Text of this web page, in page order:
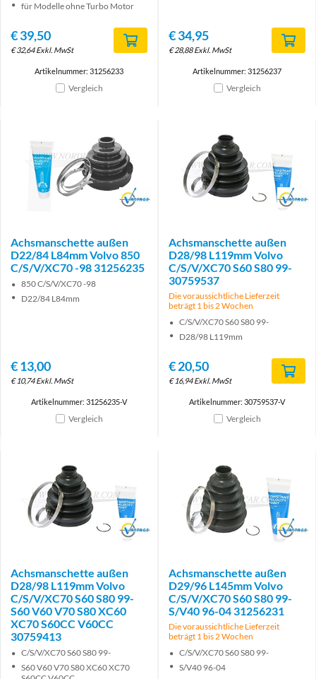
für Modelle ohne Turbo Motor
€39,50
€32,64 Exkl. MwSt
Artikelnummer: 31256233
Vergleich
€34,95
€28,88 Exkl. MwSt
Artikelnummer: 31256237
Vergleich
Brand
Achsmanschette außen
D22/84 L84mm Volvo 850
C/S/V/XC70 -98 31256235
850 C/S/V/XC70 -98
D22/84 L84mm
€13,00
€10,74 Exkl. MwSt
Artikelnummer: 31256235-V
Vergleich
Brand
Achsmanschette außen
D28/98 L119mm Volvo
C/S/V/XC70 S60 S80 99-
30759537
Die voraussichtliche Lieferzeit
beträgt 1 bis 2 Wochen
C/S/V/XC70 S60 S80 99-
D28/98 L119mm
€20,50
€16,94 Exkl. MwSt
Artikelnummer: 30759537-V
Vergleich
Brand
Achsmanschette außen
D28/98 L119mm Volvo
C/S/V/XC70 S60 S80 99-
S60 V60 V70 S80 XC60
XC70 S60CC V60CC
30759413
C/S/V/XC70 S60 S80 99-
S60 V60 V70 S80 XC60 XC70
Brand
Achsmanschette außen
D29/96 L145mm Volvo
C/S/V/XC70 S60 S80 99-
S/V40 96-04 31256231
Die voraussichtliche Lieferzeit
beträgt 1 bis 2 Wochen
C/S/V/XC70 S60 S80 99-
S/V40 96-04